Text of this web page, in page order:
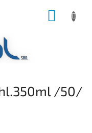
/50/